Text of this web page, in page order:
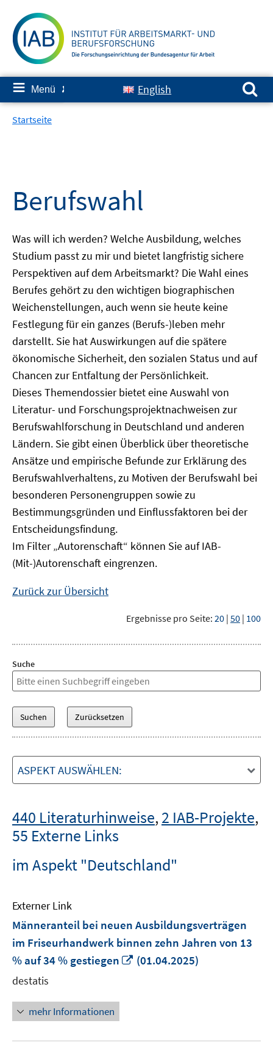
zum
Inhalt
≡ Menü ✘ English
Suchen nach:
Startseite
Berufswahl
Was will ich werden? Welche Ausbildung, welches
Studium passt zu mir und bietet langfristig sichere
Perspektiven auf dem Arbeitsmarkt? Die Wahl eines
Berufes gehört zu den wichtigen biographischen
Weichenstellungen, auch wenn sie heute keine
Festlegung für ein ganzes (Berufs-)leben mehr
darstellt. Sie hat Auswirkungen auf die spätere
ökonomische Sicherheit, den sozialen Status und auf
Chancen zur Entfaltung der Persönlichkeit.
Dieses Themendossier bietet eine Auswahl von
Literatur- und Forschungsprojektnachweisen zur
Berufswahlforschung in Deutschland und anderen
Ländern. Sie gibt einen Überblick über theoretische
Ansätze und empirische Befunde zur Erklärung des
Berufswahlverhaltens, zu Motiven der Berufswahl bei
besonderen Personengruppen sowie zu
Bestimmungsgründen und Einflussfaktoren bei der
Entscheidungsfindung.
Im Filter „Autorenschaft“ können Sie auf IAB-
(Mit-)Autorenschaft eingrenzen.
Zurück zur Übersicht
Ergebnisse pro Seite: 20 | 50 | 100
Suche
ASPEKT AUSWÄHLEN:
440 Literaturhinweise,2 IAB-Projekte,
55 Externe Links
im Aspekt "Deutschland"
Externer Link
Männeranteil bei neuen Ausbildungsverträgen
im Friseurhandwerk binnen zehn Jahren von 13
% auf 34 % gestiegen
In
(01.04.2025)
destatis
mehr Informationen